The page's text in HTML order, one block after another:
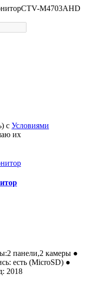
CTV-M4703AHD
с Условиями
их
панели,2 камеры ●
есть (MicroSD) ●
2018